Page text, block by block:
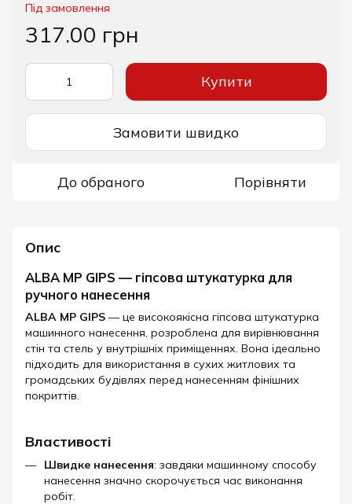
Під замовлення
317.00 грн
Купити
Замовити швидко
До обраного Порівняти
Опис
ALBA MP GIPS — гіпсова штукатурка для
ручного нанесення
ALBA MP GIPS — це високоякісна гіпсова штукатурка
машинного нанесення, розроблена для вирівнювання
стін та стель у внутрішніх приміщеннях. Вона ідеально
підходить для використання в сухих житлових та
громадських будівлях перед нанесенням фінішних
покриттів.
Властивості
Швидке нанесення: завдяки машинному способу
нанесення значно скорочується час виконання
робіт.